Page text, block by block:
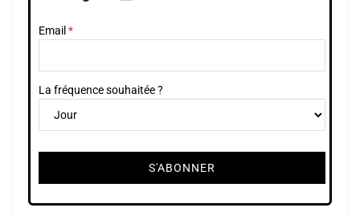
Email
La fréquence souhaitée ?